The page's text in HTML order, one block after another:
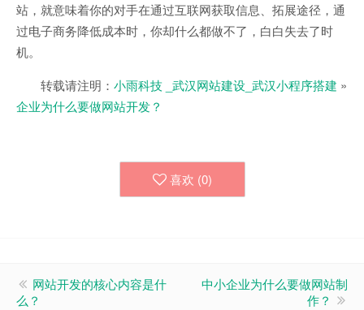
站，就意味着你的对手在通过互联网获取信息、拓展途径，通
过电子商务降低成本时，你却什么都做不了，白白失去了时
机。
转载请注明： 小雨科技 _武汉网站建设_武汉小程序搭建 »
企业为什么要做网站开发？
喜欢 (0)
网站开发的核心内容是什
么？
中小企业为什么要做网站制
作？